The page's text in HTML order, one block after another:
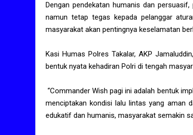
Dengan pendekatan humanis dan
namun tetap tegas kepada pelanggar
masyarakat akan pentingnya keselamatan
Kasi Humas Polres Takalar, AKP
bentuk nyata kehadiran Polri di tengah
“Commander Wish pagi ini adalah bentuk
menciptakan kondisi lalu lintas yang aman
edukatif dan humanis, masyarakat semakin